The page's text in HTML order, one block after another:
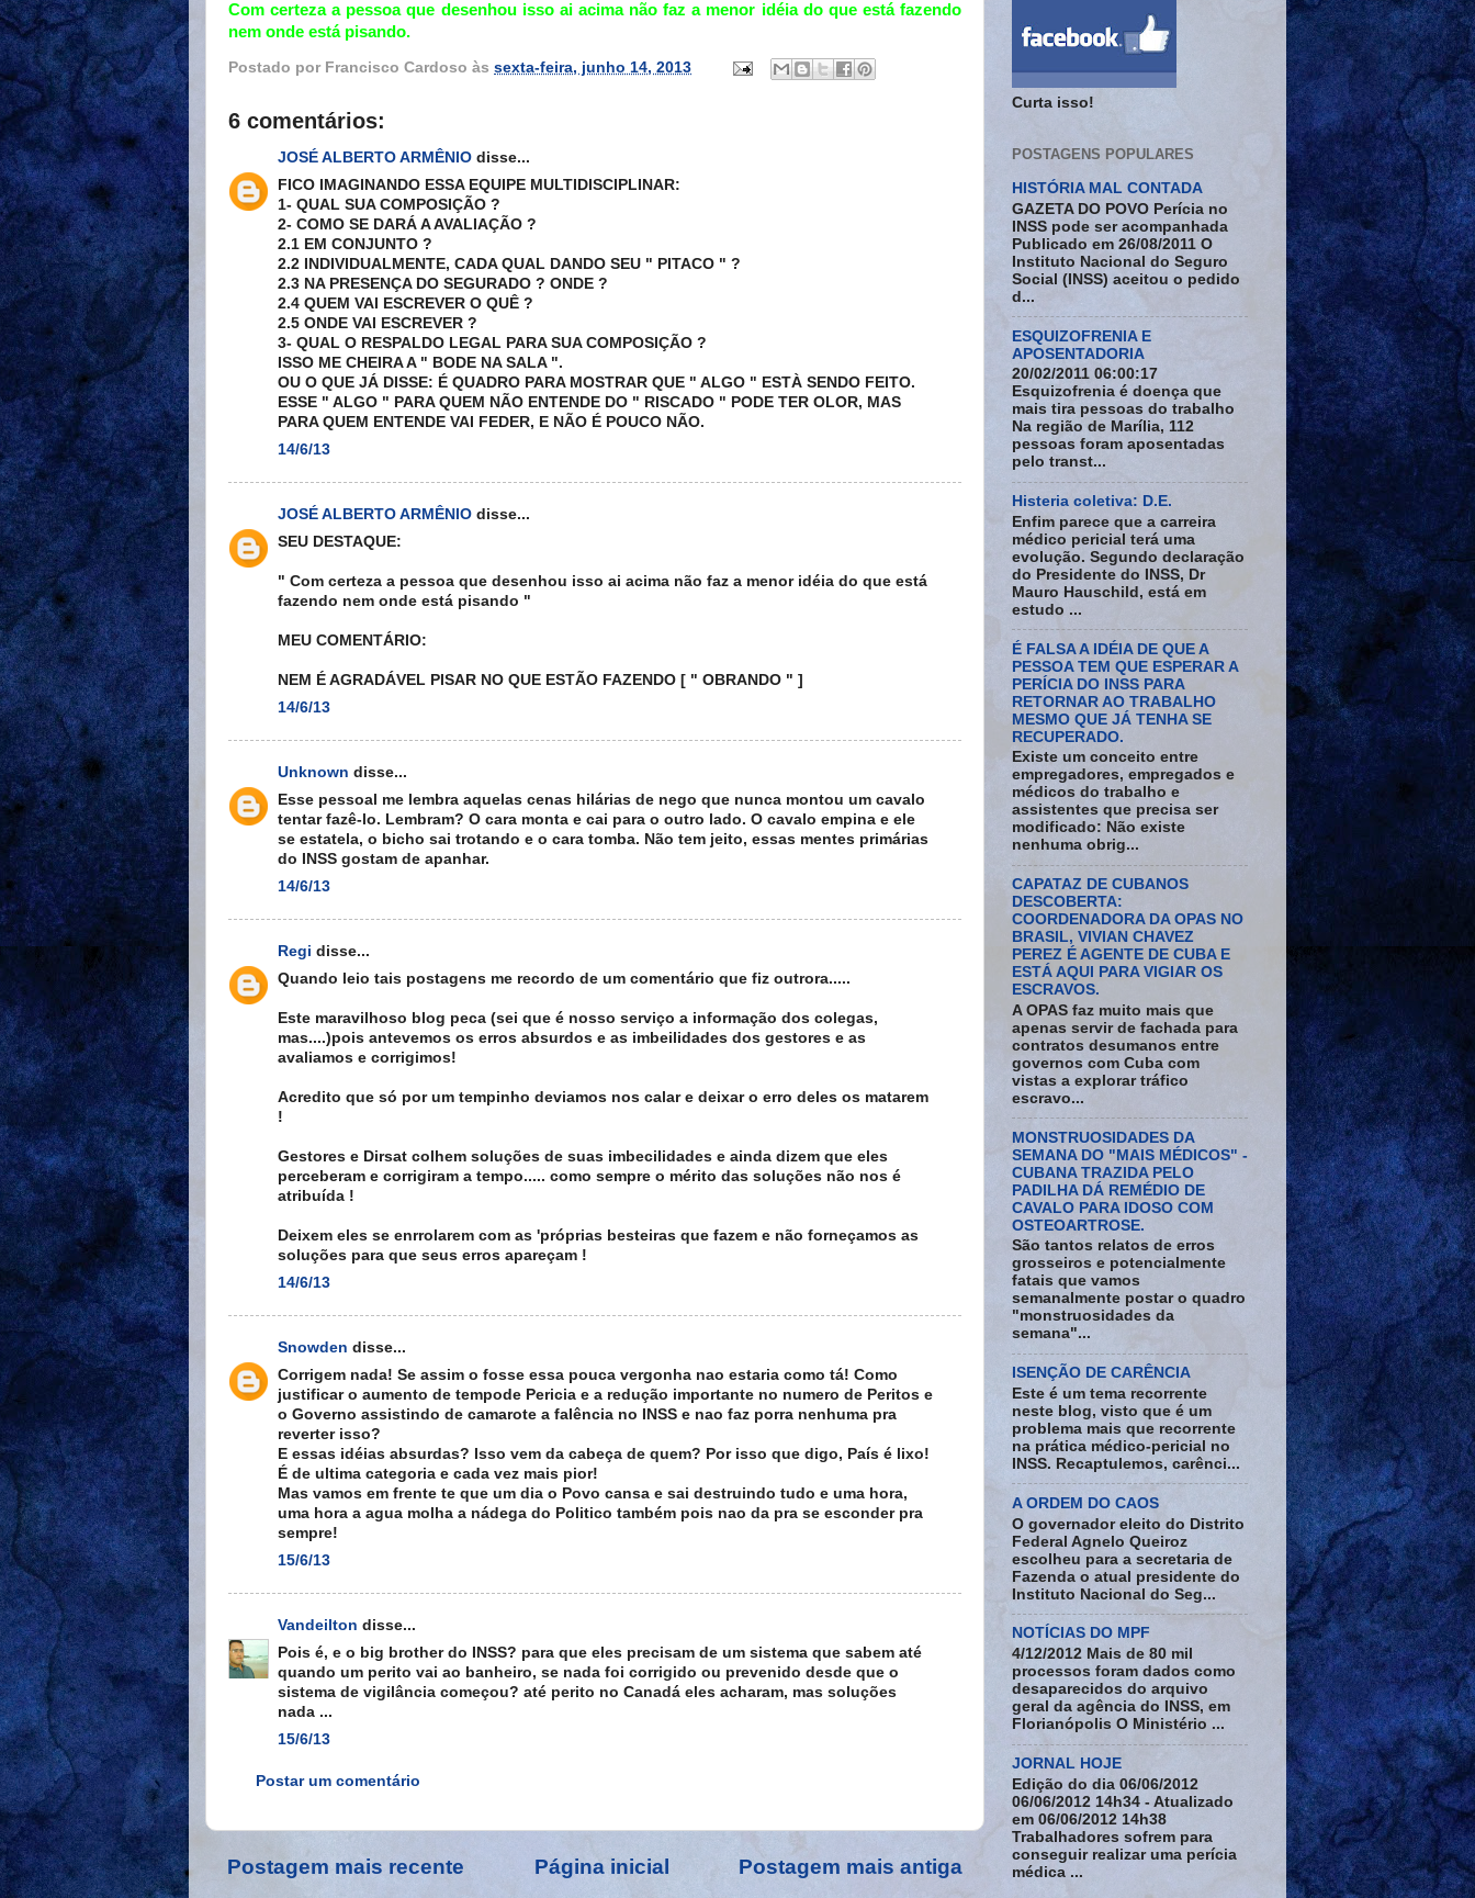
Com certeza a pessoa que desenhou isso ai acima não faz a menor idéia do que está fazendo
nem onde está pisando.
Postado por Francisco Cardoso às sexta-feira, junho 14, 2013
6 comentários:
JOSÉ ALBERTO ARMÊNIO disse...
FICO IMAGINANDO ESSA EQUIPE MULTIDISCIPLINAR:
1- QUAL SUA COMPOSIÇÃO ?
2- COMO SE DARÁ A AVALIAÇÃO ?
2.1 EM CONJUNTO ?
2.2 INDIVIDUALMENTE, CADA QUAL DANDO SEU " PITACO " ?
2.3 NA PRESENÇA DO SEGURADO ? ONDE ?
2.4 QUEM VAI ESCREVER O QUÊ ?
2.5 ONDE VAI ESCREVER ?
3- QUAL O RESPALDO LEGAL PARA SUA COMPOSIÇÃO ?
ISSO ME CHEIRA A " BODE NA SALA ".
OU O QUE JÁ DISSE: É QUADRO PARA MOSTRAR QUE " ALGO " ESTÀ SENDO FEITO.
ESSE " ALGO " PARA QUEM NÃO ENTENDE DO " RISCADO " PODE TER OLOR, MAS
PARA QUEM ENTENDE VAI FEDER, E NÃO É POUCO NÃO.
14/6/13
JOSÉ ALBERTO ARMÊNIO disse...
SEU DESTAQUE:
" Com certeza a pessoa que desenhou isso ai acima não faz a menor idéia do que está
fazendo nem onde está pisando "
MEU COMENTÁRIO:
NEM É AGRADÁVEL PISAR NO QUE ESTÃO FAZENDO [ " OBRANDO " ]
14/6/13
Unknown disse...
Esse pessoal me lembra aquelas cenas hilárias de nego que nunca montou um cavalo
tentar fazê-lo. Lembram? O cara monta e cai para o outro lado. O cavalo empina e ele
se estatela, o bicho sai trotando e o cara tomba. Não tem jeito, essas mentes primárias
do INSS gostam de apanhar.
14/6/13
Regi disse...
Quando leio tais postagens me recordo de um comentário que fiz outrora.....
Este maravilhoso blog peca (sei que é nosso serviço a informação dos colegas,
mas....)pois antevemos os erros absurdos e as imbeilidades dos gestores e as
avaliamos e corrigimos!
Acredito que só por um tempinho deviamos nos calar e deixar o erro deles os matarem
!
Gestores e Dirsat colhem soluções de suas imbecilidades e ainda dizem que eles
perceberam e corrigiram a tempo..... como sempre o mérito das soluções não nos é
atribuída !
Deixem eles se enrrolarem com as 'próprias besteiras que fazem e não forneçamos as
soluções para que seus erros apareçam !
14/6/13
Snowden disse...
Corrigem nada! Se assim o fosse essa pouca vergonha nao estaria como tá! Como
justificar o aumento de tempode Pericia e a redução importante no numero de Peritos e
o Governo assistindo de camarote a falência no INSS e nao faz porra nenhuma pra
reverter isso?
E essas idéias absurdas? Isso vem da cabeça de quem? Por isso que digo, País é lixo!
É de ultima categoria e cada vez mais pior!
Mas vamos em frente te que um dia o Povo cansa e sai destruindo tudo e uma hora,
uma hora a agua molha a nádega do Politico também pois nao da pra se esconder pra
sempre!
15/6/13
Vandeilton disse...
Pois é, e o big brother do INSS? para que eles precisam de um sistema que sabem até
quando um perito vai ao banheiro, se nada foi corrigido ou prevenido desde que o
sistema de vigilância começou? até perito no Canadá eles acharam, mas soluções
nada ...
15/6/13
Postar um comentário
Postagem mais recente Postagem mais antiga
Página inicial
Curta isso!
POSTAGENS POPULARES
HISTÓRIA MAL CONTADA
GAZETA DO POVO Perícia no
INSS pode ser acompanhada
Publicado em 26/08/2011 O
Instituto Nacional do Seguro
Social (INSS) aceitou o pedido
d...
ESQUIZOFRENIA E
APOSENTADORIA
20/02/2011 06:00:17
Esquizofrenia é doença que
mais tira pessoas do trabalho
Na região de Marília, 112
pessoas foram aposentadas
pelo transt...
Histeria coletiva: D.E.
Enfim parece que a carreira
médico pericial terá uma
evolução. Segundo declaração
do Presidente do INSS, Dr
Mauro Hauschild, está em
estudo ...
É FALSA A IDÉIA DE QUE A
PESSOA TEM QUE ESPERAR A
PERÍCIA DO INSS PARA
RETORNAR AO TRABALHO
MESMO QUE JÁ TENHA SE
RECUPERADO.
Existe um conceito entre
empregadores, empregados e
médicos do trabalho e
assistentes que precisa ser
modificado: Não existe
nenhuma obrig...
CAPATAZ DE CUBANOS
DESCOBERTA:
COORDENADORA DA OPAS NO
BRASIL, VIVIAN CHAVEZ
PEREZ É AGENTE DE CUBA E
ESTÁ AQUI PARA VIGIAR OS
ESCRAVOS.
A OPAS faz muito mais que
apenas servir de fachada para
contratos desumanos entre
governos com Cuba com
vistas a explorar tráfico
escravo...
MONSTRUOSIDADES DA
SEMANA DO "MAIS MÉDICOS" -
CUBANA TRAZIDA PELO
PADILHA DÁ REMÉDIO DE
CAVALO PARA IDOSO COM
OSTEOARTROSE.
São tantos relatos de erros
grosseiros e potencialmente
fatais que vamos
semanalmente postar o quadro
"monstruosidades da
semana"...
ISENÇÃO DE CARÊNCIA
Este é um tema recorrente
neste blog, visto que é um
problema mais que recorrente
na prática médico-pericial no
INSS. Recaptulemos, carênci...
A ORDEM DO CAOS
O governador eleito do Distrito
Federal Agnelo Queiroz
escolheu para a secretaria de
Fazenda o atual presidente do
Instituto Nacional do Seg...
NOTÍCIAS DO MPF
4/12/2012 Mais de 80 mil
processos foram dados como
desaparecidos do arquivo
geral da agência do INSS, em
Florianópolis O Ministério ...
JORNAL HOJE
Edição do dia 06/06/2012
06/06/2012 14h34 - Atualizado
em 06/06/2012 14h38
Trabalhadores sofrem para
conseguir realizar uma perícia
médica ...